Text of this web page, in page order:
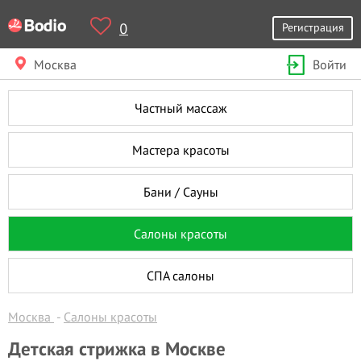
0 Регистрация
Москва Войти
Частный массаж
Мастера красоты
Бани / Сауны
Салоны красоты
СПА салоны
Москва Салоны красоты
Детская стрижка в Москве